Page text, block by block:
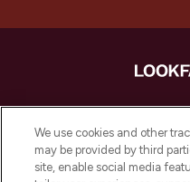
Beauty-
Produkten aus
sowie
We use cookies and other
may be provided by third
site, enable social media